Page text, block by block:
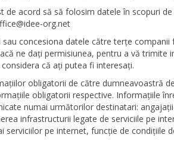
de acord să să folosim datele în scopuri
org.net
concesiona datele către terțe
ne dați permisiunea, pentru a vă
că ați putea fi interesați.
obligatorii de către dumneavoastră
obligatorii respective. Informațiile
numai următorilor destinatari:
infrastructurii legate de serviciile pe
serviciilor pe internet, funcție de condițiile